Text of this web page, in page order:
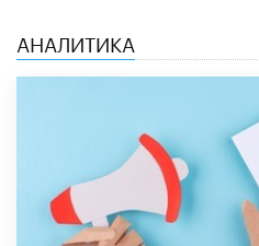
АНАЛИТИКА